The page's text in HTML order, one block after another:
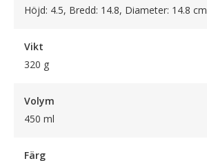
Höjd: 4.5, Bredd: 14.8, Diameter: 14.8 cm
Vikt
320 g
Volym
450 ml
Färg